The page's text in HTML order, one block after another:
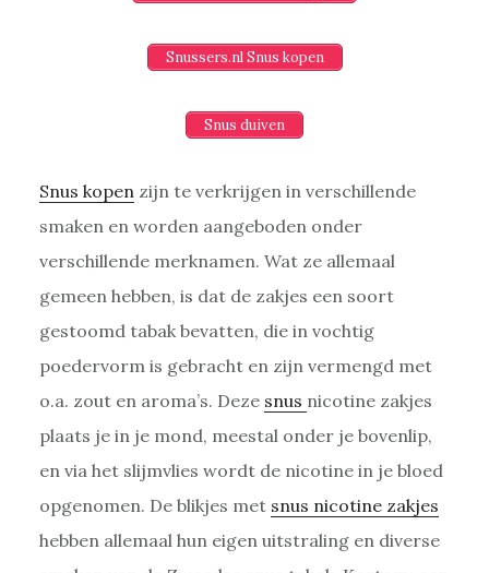
Snussers.nl Snus kopen
Snus duiven
Snus kopen zijn te verkrijgen in verschillende
smaken en worden aangeboden onder
verschillende merknamen. Wat ze allemaal
gemeen hebben, is dat de zakjes een soort
gestoomd tabak bevatten, die in vochtig
poedervorm is gebracht en zijn vermengd met
o.a. zout en aroma’s. Deze snus nicotine zakjes
plaats je in je mond, meestal onder je bovenlip,
en via het slijmvlies wordt de nicotine in je bloed
opgenomen. De blikjes met snus nicotine zakjes
hebben allemaal hun eigen uitstraling en diverse